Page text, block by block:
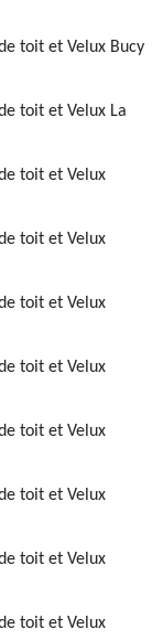
toit et Velux Bucy
toit et Velux La
toit et Velux
toit et Velux
toit et Velux
toit et Velux
toit et Velux
toit et Velux
toit et Velux
toit et Velux